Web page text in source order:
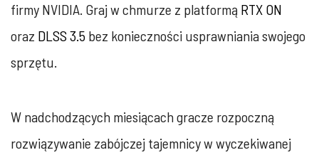
firmy NVIDIA. Graj w chmurze z platformą RTX ON
oraz DLSS 3.5 bez konieczności usprawniania swojego
sprzętu.
W nadchodzących miesiącach gracze rozpoczną
rozwiązywanie zabójczej tajemnicy w wyczekiwanej